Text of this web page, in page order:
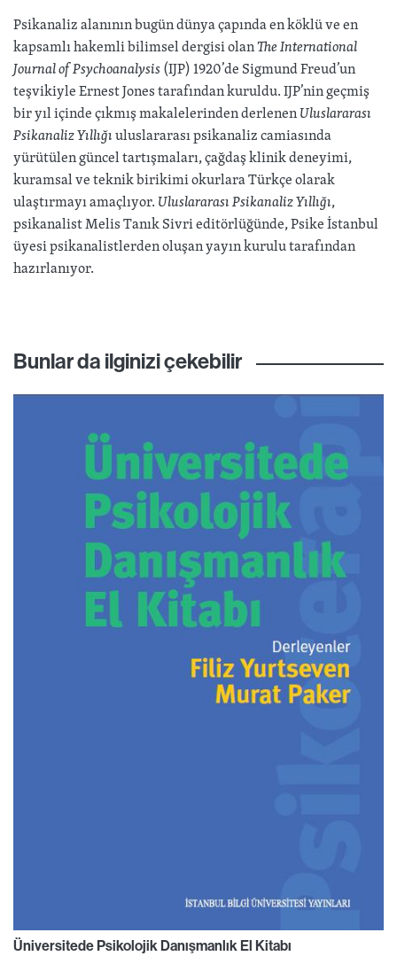
Psikanaliz alanının bugün dünya çapında en köklü ve en
kapsamlı hakemli bilimsel dergisi olanThe International
Journal of Psychoanalysis(IJP) 1920’de Sigmund Freud’un
teşvikiyle Ernest Jones tarafından kuruldu. IJP’nin geçmiş
bir yıl içinde çıkmış makalelerinden derlenenUluslararası
Psikanaliz Yıllığıuluslararası psikanaliz camiasında
yürütülen güncel tartışmaları, çağdaş klinik deneyimi,
kuramsal ve teknik birikimi okurlara Türkçe olarak
ulaştırmayı amaçlıyor.Uluslararası Psikanaliz Yıllığı,
psikanalist Melis Tanık Sivri editörlüğünde, Psike İstanbul
üyesi psikanalistlerden oluşan yayın kurulu tarafından
hazırlanıyor.
Bunlar da ilginizi çekebilir
Üniversitede Psikolojik Danışmanlık El Kitabı